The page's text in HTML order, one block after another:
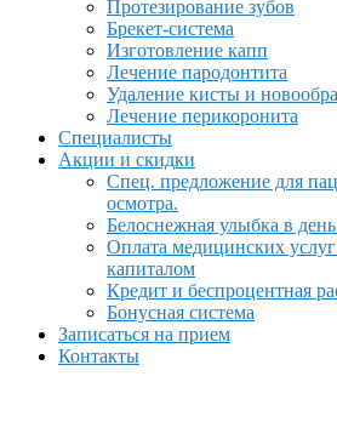
Протезирование зубов
Брекет-система
Изготовление капп
Лечение пародонтита
Удаление кисты и
Лечение перикоронита
Специалисты
Акции и скидки
Спец. предложение для
осмотра.
Белоснежная улыбка в
Оплата медицинских
капиталом
Кредит и беспроцентная
Бонусная система
Записаться на прием
Контакты